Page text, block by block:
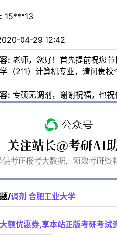
15***13
04-29 12:42
: 老师，您好！首先提前祝您
（211）计算机专业，请问贵
: 专硕无调剂，谢谢祝福，也祝
/调剂 合肥工业大学
额优惠券,享本站正版考研考试